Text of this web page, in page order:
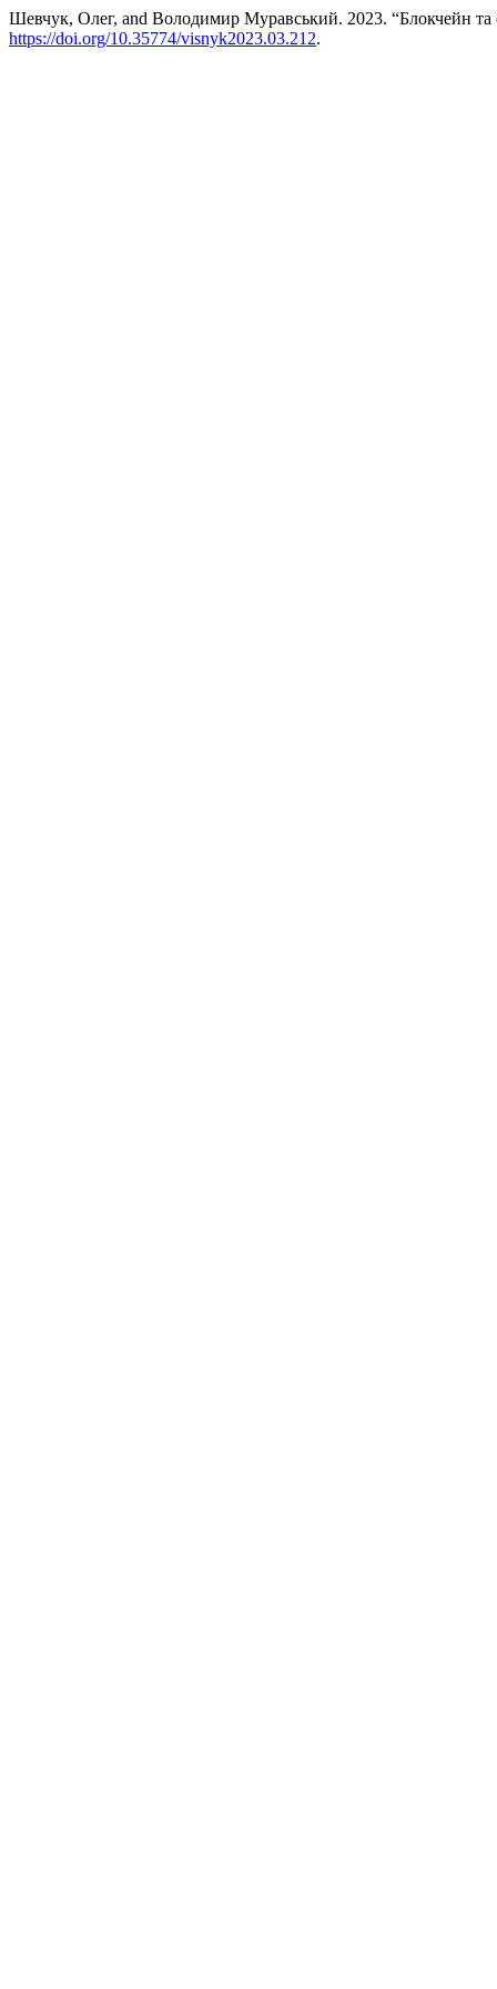
Шевчук, Олег, and Володимир Муравський. 2023. “Блокчейн та
https://doi.org/10.35774/visnyk2023.03.212.